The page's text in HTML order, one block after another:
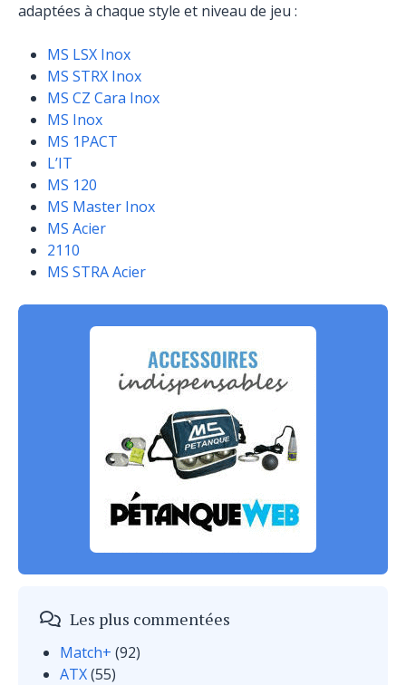
adaptées à chaque style et niveau de jeu :
MS LSX Inox
MS STRX Inox
MS CZ Cara Inox
MS Inox
MS 1PACT
L’IT
MS 120
MS Master Inox
MS Acier
2110
MS STRA Acier
Les plus commentées
Match+ (92)
ATX(55)